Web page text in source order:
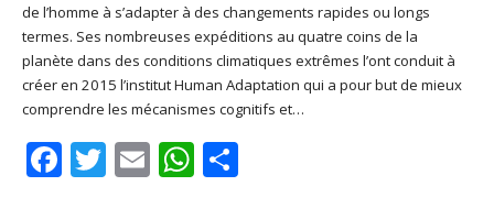
Apple Podcasts Deezer
Google Play PocketCasts
Podcast Addict RSS
RSS FEED
SHARE
LINK
EMBED
de l’homme à s’adapter à des changements rapides ou longs
termes. Ses nombreuses expéditions au quatre coins de la
planète dans des conditions climatiques extrêmes l’ont conduit à
créer en 2015 l’institut Human Adaptation qui a pour but de mieux
comprendre les mécanismes cognitifs et…
Facebook
Twitter
EmailWhatsApp